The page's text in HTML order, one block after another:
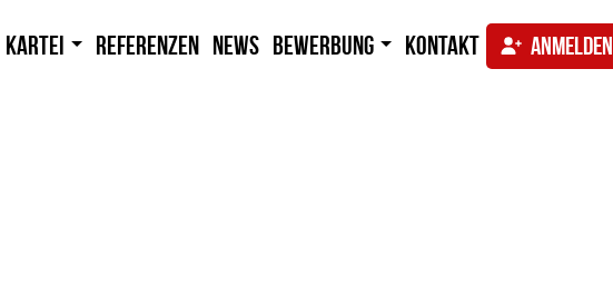
Kartei Referenzen News Bewerbung Kontakt ANMELDEN